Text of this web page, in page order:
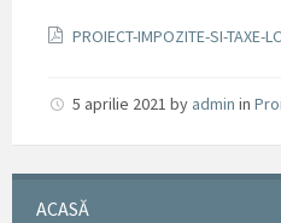
Documente
PROIECT-IMPOZITE-SI-TAXE-
5 aprilie 2021 by admin in
ACASĂ